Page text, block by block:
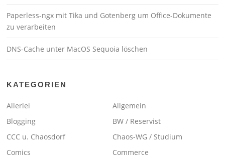
Paperless-ngx mit Tika und Gotenberg um Office-Dokumente
zu verarbeiten
DNS-Cache unter MacOS Sequoia löschen
KATEGORIEN
Allerlei
Allgemein
Blogging
BW / Reservist
CCC u. Chaosdorf
Chaos-WG / Studium
Comics
Commerce